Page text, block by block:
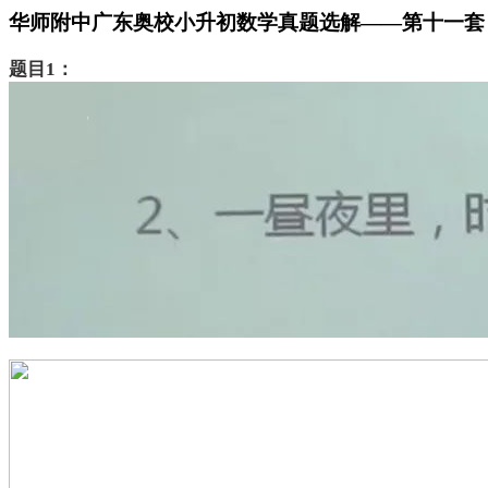
华师附中广东奥校小升初数学真题选解——第十一套
题目 1：